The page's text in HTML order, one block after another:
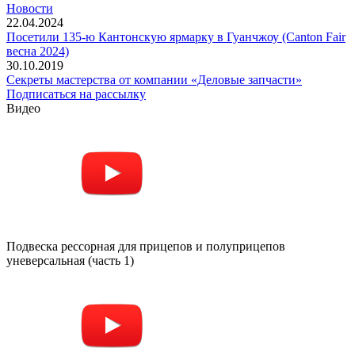
Новости
22.04.2024
Посетили 135-ю Кантонскую ярмарку в Гуанчжоу (Canton Fair
весна 2024)
30.10.2019
Секреты мастерства от компании «Деловые запчасти»
Подписаться на рассылку
Видео
Подвеска рессорная для прицепов и полуприцепов
уневерсальная (часть 1)